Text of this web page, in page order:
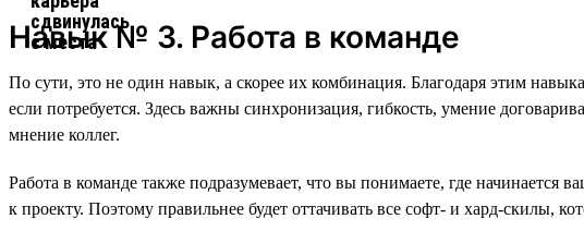
Навык № 3. Работа в команде
По сути, это не один навык, а скорее их комбинация. Благодаря этим
если потребуется. Здесь важны синхронизация, гибкость, умение
мнение коллег.
Работа в команде также подразумевает, что вы понимаете, где начинается
к проекту. Поэтому правильнее будет оттачивать все софт- и хард-скилы,